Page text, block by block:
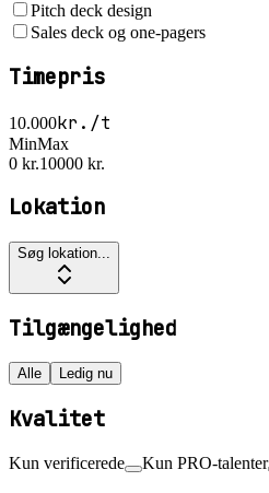
Pitch deck design
Sales deck og one-pagers
Timepris
10.000kr./t
MinMax
0 kr.10000 kr.
Lokation
Søg lokation...
Tilgængelighed
Alle Ledig nu
Kvalitet
Kun verificerede Kun PRO-talenter